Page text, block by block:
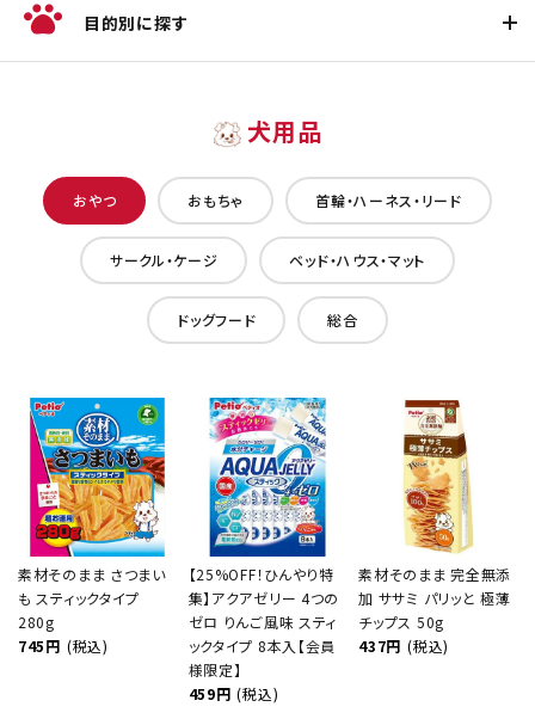
目的別に探す
犬用品
おやつ おもちゃ 首輪・ハーネス・リード
サークル・ケージ ベッド・ハウス・マット
ドッグフード 総合
素材そのまま さつまい
も スティックタイプ
280g
745円 (税込)
【25%OFF！ひんやり特
集】アクアゼリー 4つの
ゼロ りんご風味 スティ
ックタイプ 8本入【会員
様限定】
459円 (税込)
素材そのまま 完全無添
加 ササミ パリッと 極薄
チップス 50g
437円 (税込)